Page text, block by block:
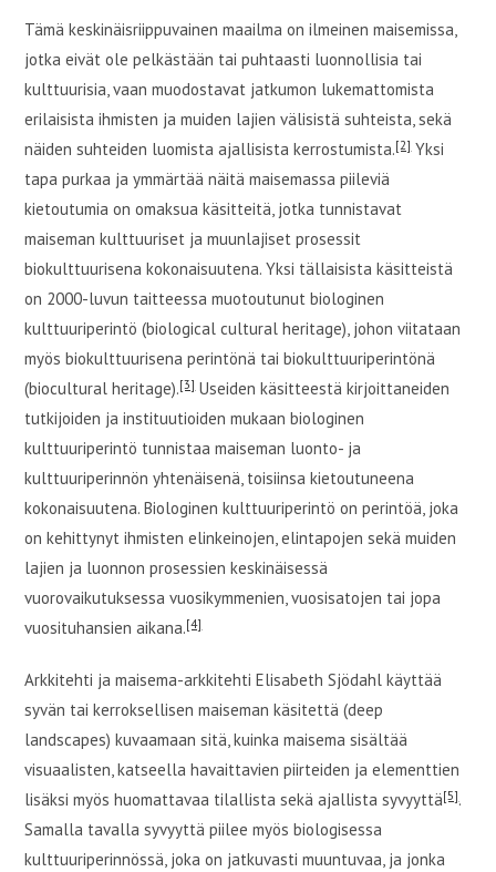
Tämä keskinäisriippuvainen maailma on ilmeinen maisemissa,
jotka eivät ole pelkästään tai puhtaasti luonnollisia tai
kulttuurisia, vaan muodostavat jatkumon lukemattomista
erilaisista ihmisten ja muiden lajien välisistä suhteista, sekä
näiden suhteiden luomista ajallisista kerrostumista.[2]Yksi
tapa purkaa ja ymmärtää näitä maisemassa piileviä
kietoutumia on omaksua käsitteitä, jotka tunnistavat
maiseman kulttuuriset ja muunlajiset prosessit
biokulttuurisena kokonaisuutena. Yksi tällaisista käsitteistä
on 2000-luvun taitteessa muotoutunut biologinen
kulttuuriperintö (biological cultural heritage), johon viitataan
myös biokulttuurisena perintönä tai biokulttuuriperintönä
(biocultural heritage).[3]Useiden käsitteestä kirjoittaneiden
tutkijoiden ja instituutioiden mukaan biologinen
kulttuuriperintö tunnistaa maiseman luonto- ja
kulttuuriperinnön yhtenäisenä, toisiinsa kietoutuneena
kokonaisuutena. Biologinen kulttuuriperintö on perintöä, joka
on kehittynyt ihmisten elinkeinojen, elintapojen sekä muiden
lajien ja luonnon prosessien keskinäisessä
vuorovaikutuksessa vuosikymmenien, vuosisatojen tai jopa
vuosituhansien aikana.[4]
Arkkitehti ja maisema-arkkitehti Elisabeth Sjödahl käyttää
syvän tai kerroksellisen maiseman käsitettä (deep
landscapes) kuvaamaan sitä, kuinka maisema sisältää
visuaalisten, katseella havaittavien piirteiden ja elementtien
lisäksi myös huomattavaa tilallista sekä ajallista syvyyttä[5].
Samalla tavalla syvyyttä piilee myös biologisessa
kulttuuriperinnössä, joka on jatkuvasti muuntuvaa, ja jonka